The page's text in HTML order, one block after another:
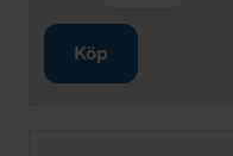
Köp